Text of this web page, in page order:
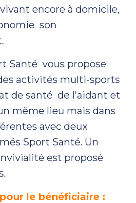
encore à domicile,
son
Santé vous propose
activités multi-sports
de santé de l'aidant et
même lieu mais dans
avec deux
Sport Santé. Un
est proposé
le bénéficiaire :